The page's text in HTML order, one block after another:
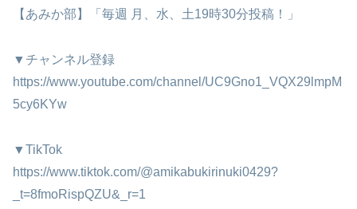
【あみか部】「毎週 月、水、土19時30分投稿！」
▼チャンネル登録
https://www.youtube.com/channel/UC9Gno1_VQX29lmpM
5cy6KYw
▼TikTok
https://www.tiktok.com/@amikabukirinuki0429?
_t=8fmoRispQZU&_r=1